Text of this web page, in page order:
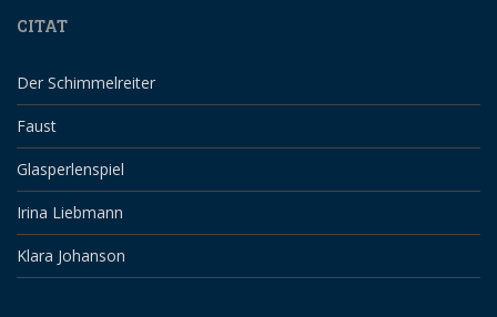
CITAT
Der Schimmelreiter
Faust
Glasperlenspiel
Irina Liebmann
Klara Johanson